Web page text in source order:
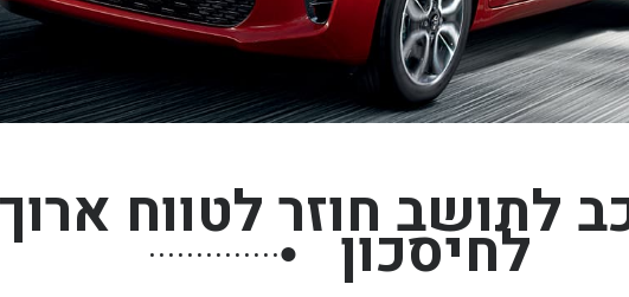
לתושב חוזר לטווח
לחיסכון ●